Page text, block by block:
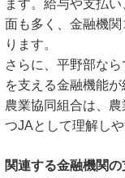
ます。給与や支払
面も多く、金融機
ります。
さらに、平野部な
を支える金融機能
農業協同組合は、
つJAとして理解しや
関連する金融機関